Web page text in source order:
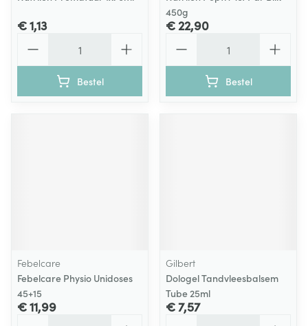
€ 1,13
Bestel
450g
€ 22,90
Bestel
Febelcare
Febelcare Physio Unidoses
45+15
€ 11,99
Gilbert
Dologel Tandvleesbalsem
Tube 25ml
€ 7,57